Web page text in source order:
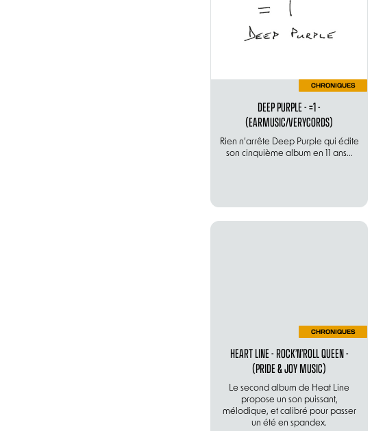
CHRONIQUES
DEEP PURPLE - =1 -
(EARMUSIC/VERYCORDS)
Rien n’arrête Deep Purple qui édite
son cinquième album en 11 ans...
CHRONIQUES
HEART LINE - ROCK’N’ROLL QUEEN -
(PRIDE & JOY MUSIC)
Le second album de Heat Line
propose un son puissant,
mélodique, et calibré pour passer
un été en spandex.